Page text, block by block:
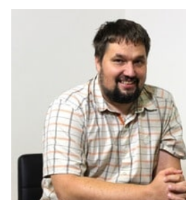
Přihlášení
Kontakt
Obchodní podmínky
Hledaná fráze